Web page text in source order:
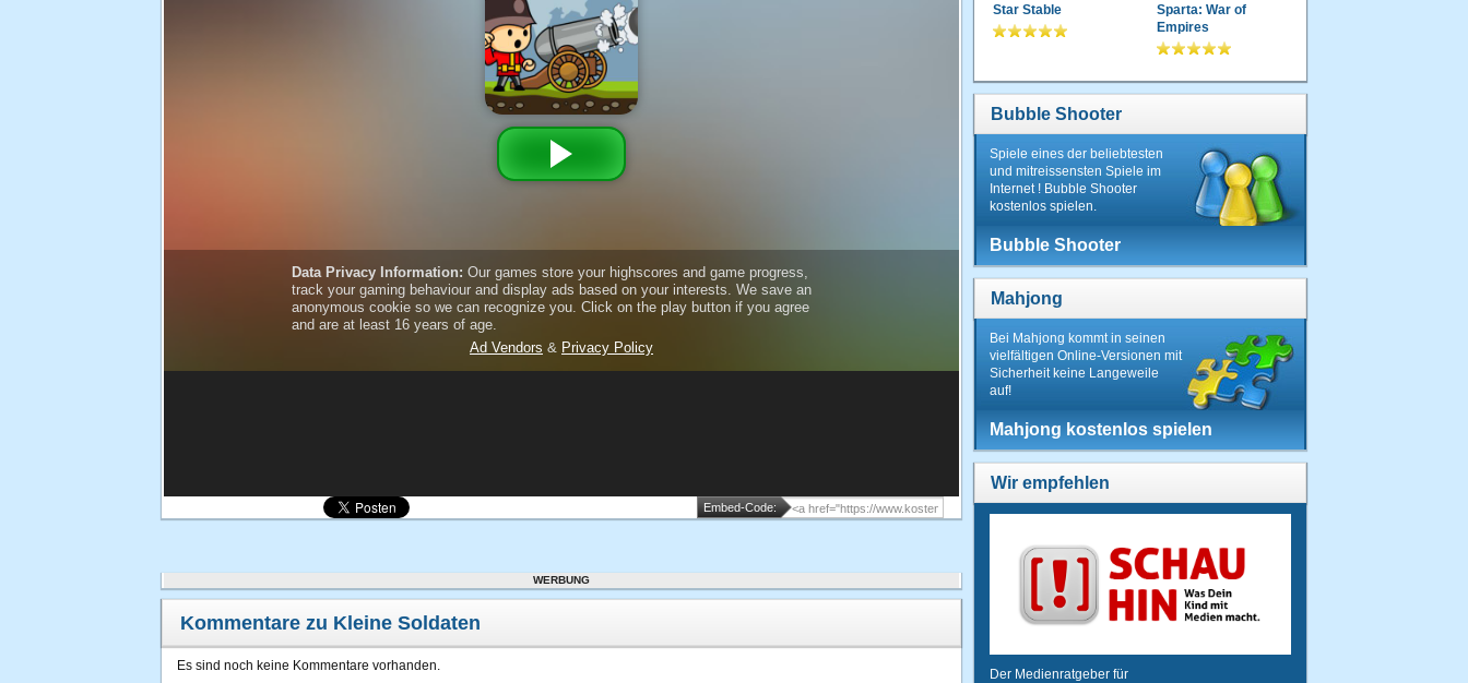
Embed-Code:
WERBUNG
Kommentare zu Kleine Soldaten
Es sind noch keine Kommentare vorhanden.
Star Stable
Sparta: War of
Empires
Bubble Shooter
Spiele eines der beliebtesten
und mitreissensten Spiele im
Internet ! Bubble Shooter
kostenlos spielen.
Bubble Shooter
Mahjong
Bei Mahjong kommt in seinen
vielfältigen Online-Versionen mit
Sicherheit keine Langeweile
auf!
Mahjong kostenlos spielen
Wir empfehlen
Der Medienratgeber für